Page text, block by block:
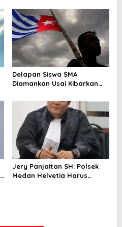
Delapan Siswa SMA
Diamankan Usai Kibarkan
Nabire
Jery Panjaitan SH: Polsek
Medan Helvetia Harus